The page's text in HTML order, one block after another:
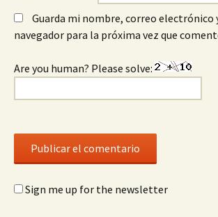
Guarda mi nombre, correo electrónico
navegador para la próxima vez que
Are you human? Please solve:
Sign me up for the newsletter